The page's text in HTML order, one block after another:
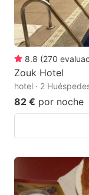
8.8 (270
Zouk Hotel
hotel · 2
82 € por noche